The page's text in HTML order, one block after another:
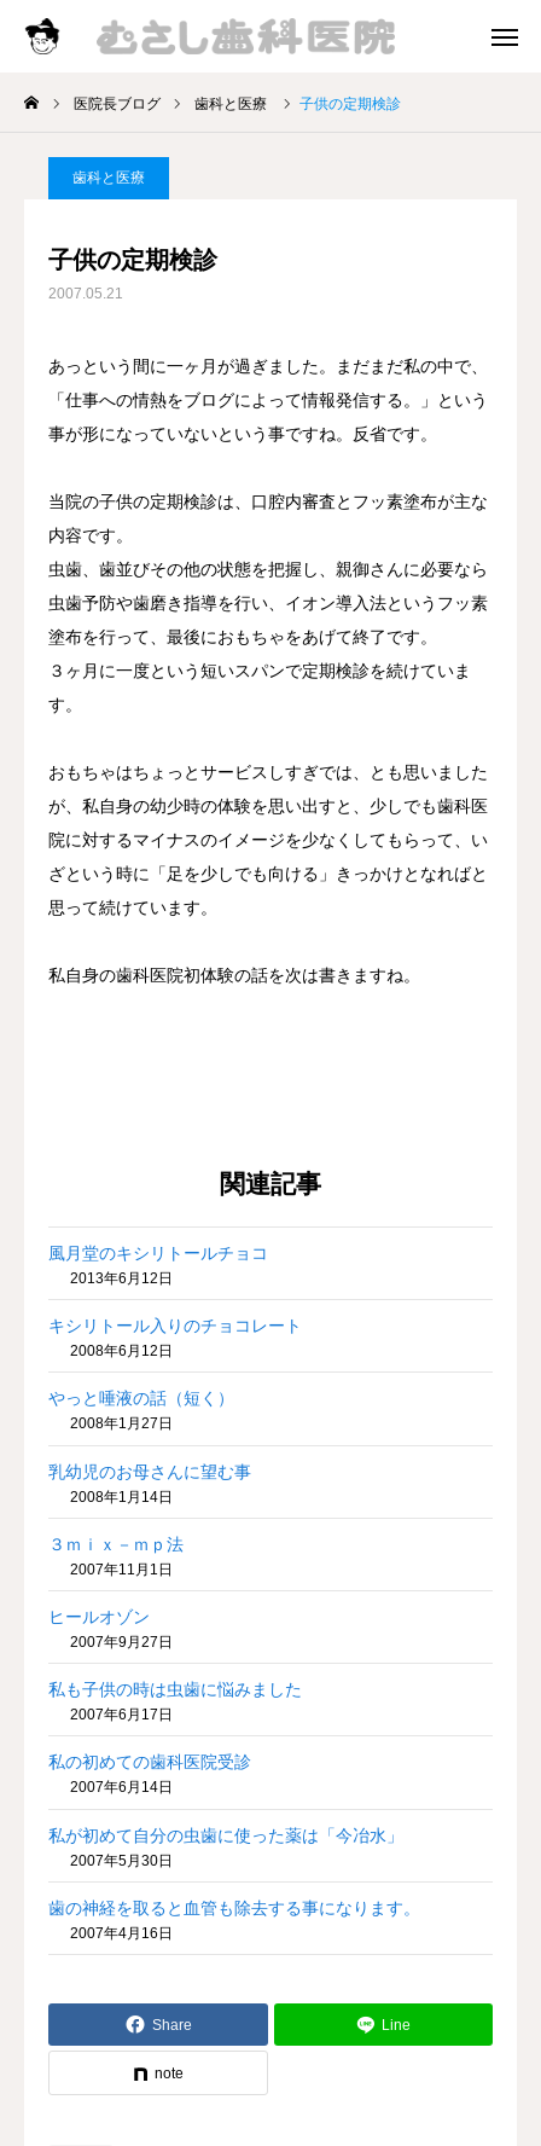
医院長ブログ 歯科と医療 子供の定期検診
歯科と医療
子供の定期検診
2007.05.21
あっという間に一ヶ月が過ぎました。まだまだ私の中で、
「仕事への情熱をブログによって情報発信する。」という
事が形になっていないという事ですね。反省です。
当院の子供の定期検診は、口腔内審査とフッ素塗布が主な
内容です。
虫歯、歯並びその他の状態を把握し、親御さんに必要なら
虫歯予防や歯磨き指導を行い、イオン導入法というフッ素
塗布を行って、最後におもちゃをあげて終了です。
３ヶ月に一度という短いスパンで定期検診を続けていま
す。
おもちゃはちょっとサービスしすぎでは、とも思いました
が、私自身の幼少時の体験を思い出すと、少しでも歯科医
院に対するマイナスのイメージを少なくしてもらって、い
ざという時に「足を少しでも向ける」きっかけとなればと
思って続けています。
私自身の歯科医院初体験の話を次は書きますね。
関連記事
風月堂のキシリトールチョコ
2013年6月12日
キシリトール入りのチョコレート
2008年6月12日
やっと唾液の話（短く）
2008年1月27日
乳幼児のお母さんに望む事
2008年1月14日
３ｍｉｘ－ｍｐ法
2007年11月1日
ヒールオゾン
2007年9月27日
私も子供の時は虫歯に悩みました
2007年6月17日
私の初めての歯科医院受診
2007年6月14日
私が初めて自分の虫歯に使った薬は「今冶水」
2007年5月30日
歯の神経を取ると血管も除去する事になります。
2007年4月16日
Share Line
note
診療時間 アクセス
院長挨拶
お知らせ